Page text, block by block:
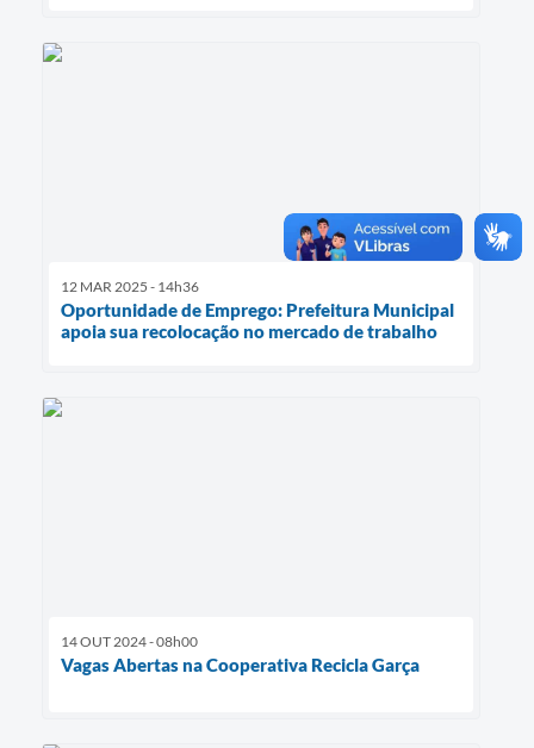
12 MAR 2025 - 14h36
Oportunidade de Emprego: Prefeitura Municipal
apoia sua recolocação no mercado de trabalho
14 OUT 2024 - 08h00
Vagas Abertas na Cooperativa Recicla Garça